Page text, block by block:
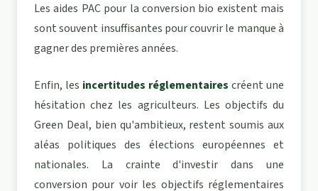
Les aides PAC pour la conversion bio existent mais
sont souvent insuffisantes pour couvrir le manque à
gagner des premières années.
Enfin, les incertitudes réglementaires créent une
hésitation chez les agriculteurs. Les objectifs du
Green Deal, bien qu'ambitieux, restent soumis aux
aléas politiques des élections européennes et
nationales. La crainte d'investir dans une
conversion pour voir les objectifs réglementaires